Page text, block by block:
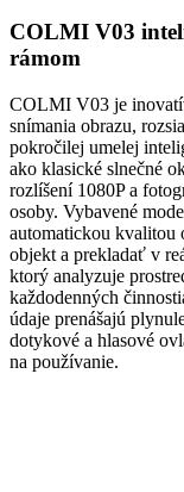
COLMI V03
rámom
COLMI V03 je
snímania obrazu,
pokročilej umelej
ako klasické slnečné
rozlíšení 1080P a
osoby. Vybavené
automatickou kvalitou
objekt a prekladať v
ktorý analyzuje
každodenných
údaje prenášajú
dotykové a hlasové
na používanie.